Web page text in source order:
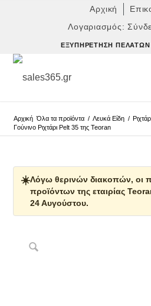
Αρχική
Λογαριασμός:
ΕΞΥΠΗΡΈΤΗΣΗ ΠΕΛΑΤΏΝ
Αρχική Όλα τα προϊόντα / Λευκά Είδη /
Γούνινο Ριχτάρι Pelt 35 της Teoran
☀️Λόγω θερινών διακοπών, οι
προϊόντων της εταιρίας
24 Αυγούστου.